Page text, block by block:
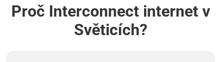
Proč Interconnect internet v
Světicích?